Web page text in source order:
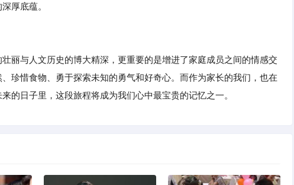
厚底蕴。
丽与人文历史的博大精深，更重要的是增进了家庭成员之间的情感交
珍惜食物、勇于探索未知的勇气和好奇心。而作为家长的我们，也在
的日子里，这段旅程将成为我们心中最宝贵的记忆之一。